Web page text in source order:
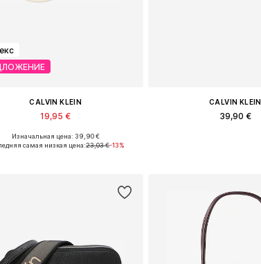
CALVIN KLEIN
19,95 €
Доступные размеры: 55-60
Изначальная цена: 39,90 €
самая низкая цена:23,03 €-13%
CALVIN KLEIN
39,90 €